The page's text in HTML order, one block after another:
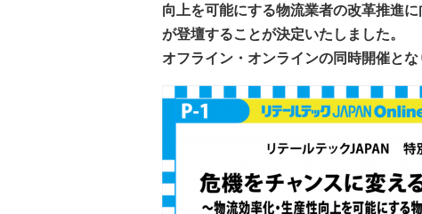
向上を可能にする物流業者の改革推進
が登壇することが決定いたしました。
オフライン・オンラインの同時開催とな